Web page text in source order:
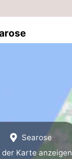
Searose
der Karte anzeigen